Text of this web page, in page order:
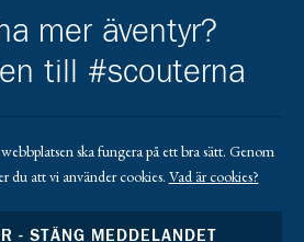
www.lansforsakringar.se/
Gå till https://
mer äventyr?
till #scouterna
ska fungera på ett bra sätt. Genom
du att vi använder cookies. Vad är cookies?
- STÄNG MEDDELANDET